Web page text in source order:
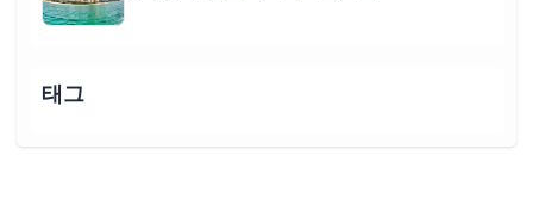
태그